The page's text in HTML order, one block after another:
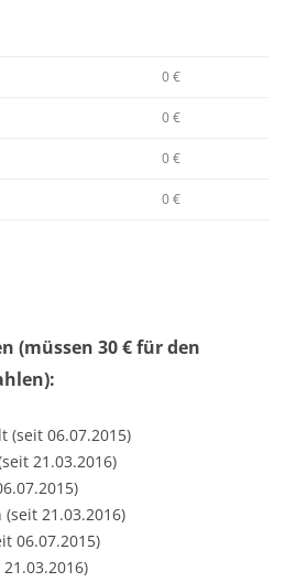
0 €
0 €
0 €
0 €
(müssen 30 € für den
(seit 06.07.2015)
21.03.2016)
21.03.2016)
06.07.2015)